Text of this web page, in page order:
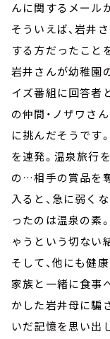
んに関するメール
そういえば、岩井
する方だったこと
岩井さんが幼稚園
イズ番組に回答者
の仲間・ノザワさ
に挑んだそうです
を連発。温泉旅行
の…相手の賞品を
入ると、急に弱く
ったのは温泉の素
ゃうという切ない
そして、他にも健
家族と一緒に食事
かした岩井母に騙
いだ記憶を思い出